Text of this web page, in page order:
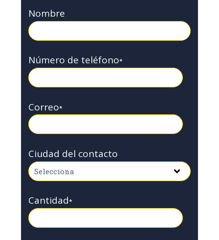
Nombre
Número de teléfono*
Correo*
Ciudad del contacto
Cantidad*